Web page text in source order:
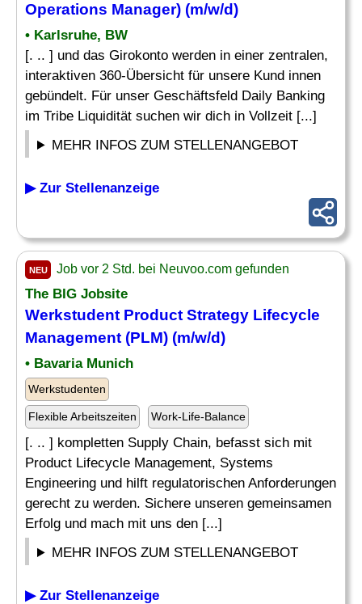
Operations Manager) (m/w/d)
• Karlsruhe, BW
[. .. ] und das Girokonto werden in einer zentralen,
interaktiven 360-Übersicht für unsere Kund innen
gebündelt. Für unser Geschäftsfeld Daily Banking
im Tribe Liquidität suchen wir dich in Vollzeit [...]
MEHR INFOS ZUM STELLENANGEBOT
▶ Zur Stellenanzeige
NEU Job vor 2 Std. bei Neuvoo.com gefunden
The BIG Jobsite
Werkstudent Product Strategy Lifecycle
Management (PLM) (m/w/d)
• Bavaria Munich
Werkstudenten
Flexible Arbeitszeiten Work-Life-Balance
[. .. ] kompletten Supply Chain, befasst sich mit
Product Lifecycle Management, Systems
Engineering und hilft regulatorischen Anforderungen
gerecht zu werden. Sichere unseren gemeinsamen
Erfolg und mach mit uns den [...]
MEHR INFOS ZUM STELLENANGEBOT
▶ Zur Stellenanzeige